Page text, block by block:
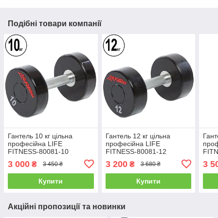
Подібні товари компанії
Гантель 10 кг цільна
професійна LIFE
FITNESS-80081-10
3 000 ₴ 3 450 ₴
Купити
Гантель 12 кг цільна
професійна LIFE
FITNESS-80081-12
3 200₴ 3 680 ₴
Купити
3
Акційні пропозиції та новинки